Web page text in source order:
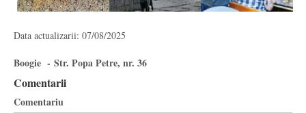
Data actualizarii: 07/08/2025
Boogie - Str. Popa Petre, nr. 36
Comentarii
Comentariu